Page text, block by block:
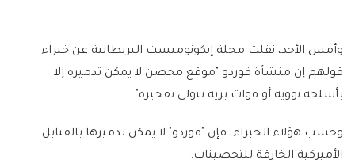
وأمس الأحد، نقلت مجلة إيكونوميست البريطانية عن خبراء
قولهم إن منشأة فوردو "موقع محصن لا يمكن تدميره إلا
بأسلحة نووية أو قوات برية تتولى تفجيره".
وحسب هؤلاء الخبراء، فإن "فوردو" لا يمكن تدميرها بالقنابل
الأميركية الخارقة للتحصينات.